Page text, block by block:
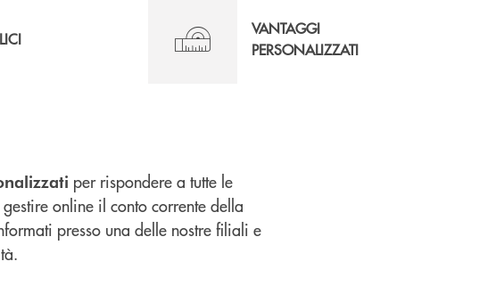
VANTAGGI
PERSONALIZZATI
per rispondere a tutte le
online il conto corrente della
presso una delle nostre filiali e